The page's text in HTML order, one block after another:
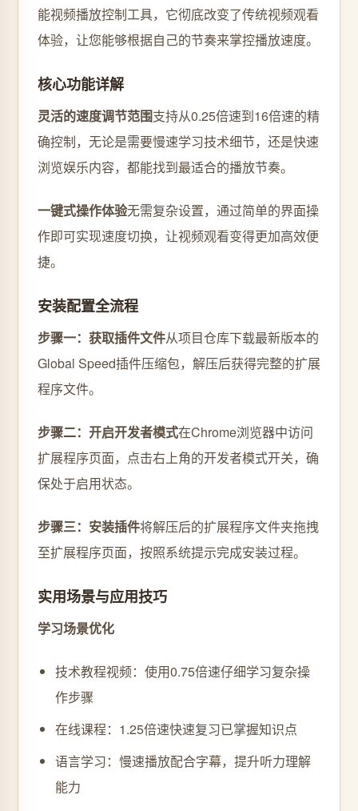
能视频播放控制工具，它彻底改变了传统视频观看
体验，让您能够根据自己的节奏来掌控播放速度。
核心功能详解
灵活的速度调节范围支持从0.25倍速到16倍速的精
确控制，无论是需要慢速学习技术细节，还是快速
浏览娱乐内容，都能找到最适合的播放节奏。
一键式操作体验无需复杂设置，通过简单的界面操
作即可实现速度切换，让视频观看变得更加高效便
捷。
安装配置全流程
步骤一：获取插件文件从项目仓库下载最新版本的
Global Speed插件压缩包，解压后获得完整的扩展
程序文件。
步骤二：开启开发者模式在Chrome浏览器中访问
扩展程序页面，点击右上角的开发者模式开关，确
保处于启用状态。
步骤三：安装插件将解压后的扩展程序文件夹拖拽
至扩展程序页面，按照系统提示完成安装过程。
实用场景与应用技巧
学习场景优化
技术教程视频：使用0.75倍速仔细学习复杂操
作步骤
在线课程：1.25倍速快速复习已掌握知识点
语言学习：慢速播放配合字幕，提升听力理解
能力